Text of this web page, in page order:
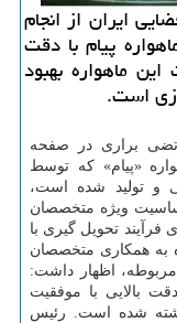
ایران از انجام
پیام با دقت
ماهواره بهبود
است.
براری در صفحه
«پیام» كه توسط
و تولید شده است،
ویژه متخصصان
فرآیند تحویل گیری با
به همكاری متخصصان
اظهار داشت:
بالایی با موفقیت
شده است. رئیس